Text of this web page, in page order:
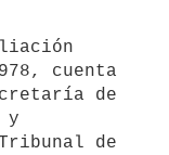
cuenta
de
y
de